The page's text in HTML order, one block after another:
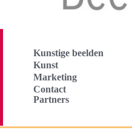
Kunstige beelden
Kunst
Marketing
Contact
Partners